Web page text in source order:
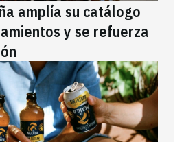
amplía su catálogo
y se refuerza